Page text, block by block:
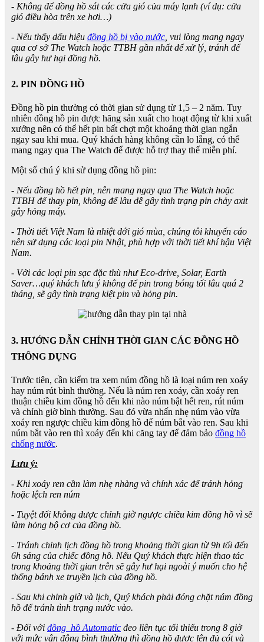
- Không để đồng hồ sát các cửa gió của máy lạnh (ví dụ: cửa
gió điều hòa trên xe hơi…)
- Nếu thấy dấu hiệu đồng hồ bị vào nước , vui lòng mang ngay
qua cơ sở The Watch hoặc TTBH gần nhất để xử lý, tránh để
lâu gây hư hại đồng hồ.
2. PIN ĐỒNG HỒ
Đồng hồ pin thường có thời gian sử dụng từ 1,5 – 2 năm. Tuy
nhiên đồng hồ pin được hãng sản xuất cho hoạt động từ khi xuất
xưởng nên có thể hết pin bất chợt một khoảng thời gian ngắn
ngay sau khi mua. Quý khách hàng không cần lo lắng, có thể
mang ngay qua The Watch để được hỗ trợ thay thế miễn phí.
Một số chú ý khi sử dụng đồng hồ pin:
- Nếu đồng hồ hết pin, nên mang ngay qua The Watch hoặc
TTBH để thay pin, không để lâu dễ gây tình trạng pin chảy axit
gây hỏng máy.
- Thời tiết Việt Nam là nhiệt đới gió mùa, chúng tôi khuyến cáo
nên sử dụng các loại pin Nhật, phù hợp với thời tiết khí hậu Việt
Nam.
- Với các loại pin sạc đặc thù như Eco-drive, Solar, Earth
Saver…quý khách lưu ý không để pin trong bóng tối lâu quá 2
tháng, sẽ gây tình trạng kiệt pin và hỏng pin.
3. HƯỚNG DẪN CHỈNH THỜI GIAN CÁC ĐỒNG HỒ
THÔNG DỤNG
Trước tiên, cần kiểm tra xem núm đồng hồ là loại núm ren xoáy
hay núm rút bình thường. Nếu là núm ren xoáy, cần xoáy ren
thuận chiều kim đồng hồ đến khi nào núm bật hết ren, rút núm
và chỉnh giờ bình thường. Sau đó vừa nhấn nhẹ núm vào vừa
xoáy ren ngược chiều kim đồng hồ để núm bắt vào ren. Sau khi
núm bắt vào ren thì xoáy đến khi căng tay để đảm bảo đồng hồ
chống nước.
Lưu ý:
- Khi xoáy ren cần làm nhẹ nhàng và chính xác để tránh hỏng
hoặc lệch ren núm
- Tuyệt đối không được chỉnh giờ ngược chiều kim đồng hồ vì sẽ
làm hỏng bộ cơ của đồng hồ.
- Tránh chỉnh lịch đồng hồ trong khoảng thời gian từ 9h tối đến
6h sáng của chiếc đồng hồ. Nếu Quý khách thực hiện thao tác
trong khoảng thời gian trên sẽ gây hư hại ngoài ý muốn cho hệ
thống bánh xe truyền lịch của đồng hồ.
- Sau khi chỉnh giờ và lịch, Quý khách phải đóng chặt núm đồng
hồ để tránh tình trạng nước vào.
- Đối với đồng hồ Automatic đeo liên tục tối thiểu trong 8 giờ
với mức vận động bình thường thì đồng hồ được lên đủ cót và